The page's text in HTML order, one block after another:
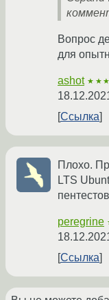
Вопрос
для
ashot
Ссылка
Плохо.
LTS
peregrine
Ссылка